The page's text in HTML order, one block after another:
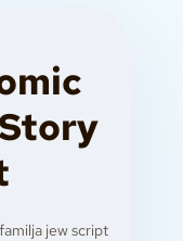
jew script